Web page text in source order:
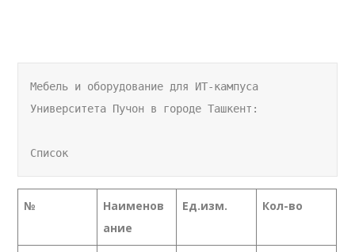
Мебель и оборудование для ИТ-кампуса
Университета Пучон в городе Ташкент:
Список
№
Наименов
ание
Ед.изм. Кол-во